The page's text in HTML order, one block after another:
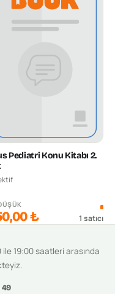
Pediatri Konu Kitabı 2.
₺ 1 satıcı
19:00 saatleri arasında
49